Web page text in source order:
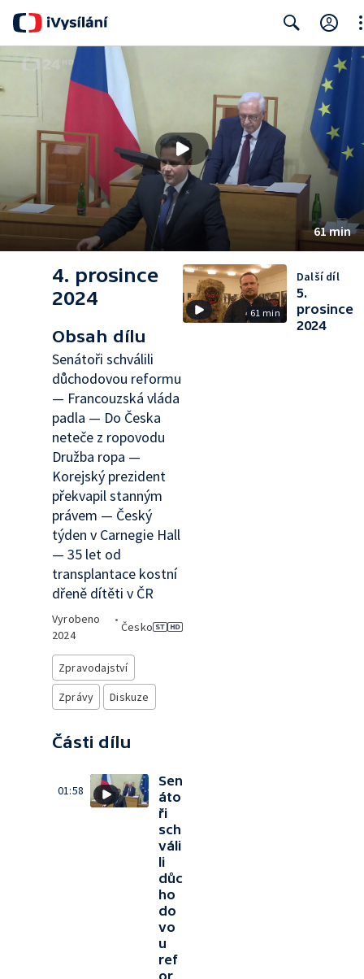
61 min
4. prosince
2024
Obsah dílu
Senátoři schválili
důchodovou reformu
— Francouzská vláda
padla — Do Česka
neteče z ropovodu
Družba ropa —
Korejský prezident
překvapil stanným
právem — Český
týden v Carnegie Hall
— 35 let od
transplantace kostní
dřeně dítěti v ČR
Vyrobeno
2024
•
Česko
Zpravodajství
Zprávy
Diskuze
Části dílu
01:58
Sen
áto
ři
sch
váli
li
důc
ho
do
vo
u
ref
or
61 min
Další díl
5.
prosince
2024